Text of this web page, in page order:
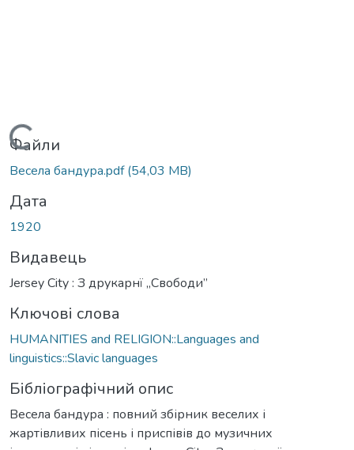
Вантажиться...
Файли
Весела бандура.pdf(54,03 MB)
Дата
1920
Видавець
Jersey City : З друкарнї „Свободи”
Ключові слова
HUMANITIES and RELIGION::Languages and
linguistics::Slavic languages
Бібліографічний опис
Весела бандура : повний збірник веселих і
жартівливих пісень і приспівів до музичних